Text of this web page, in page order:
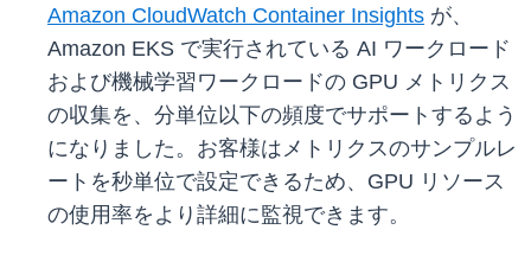
Amazon CloudWatch Container Insights が、
Amazon EKS で実行されている AI ワークロード
および機械学習ワークロードの GPU メトリクス
の収集を、分単位以下の頻度でサポートするよう
になりました。お客様はメトリクスのサンプルレ
ートを秒単位で設定できるため、GPU リソース
の使用率をより詳細に監視できます。